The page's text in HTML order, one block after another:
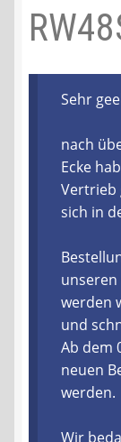
Recycling,
Shop
Warenkorb
Ablauf einer
Lieferzeit &
Gutschein
Batterien-
Sehr
nach
Ecke
Vertrieb
sich in
unseren
werden
und
Ab dem
neuen
werden.
Wir